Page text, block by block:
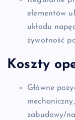
elementów
układu
żywotność
Koszty
Główne
zabudowy/